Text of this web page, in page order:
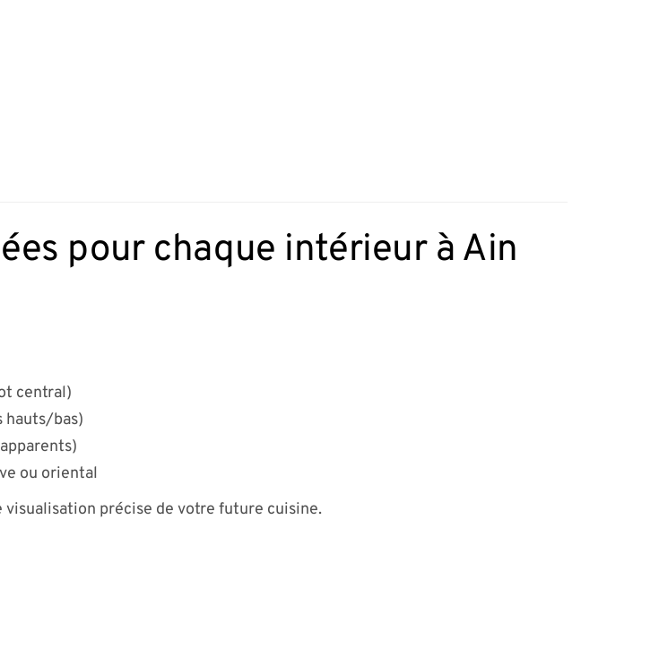
pour chaque intérieur à Ain
central)
hauts/bas)
ou oriental
visualisation précise de votre future cuisine.